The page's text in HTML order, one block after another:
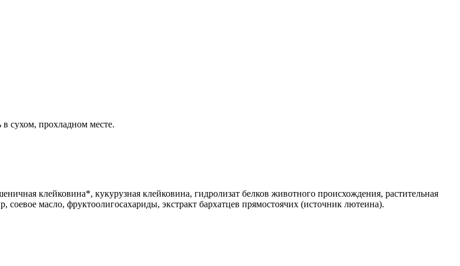
сухом, прохладном месте.
клейковина*, кукурузная клейковина, гидролизат белков животного происхождения, растительная
масло, фруктоолигосахариды, экстракт бархатцев прямостоячих (источник лютеина).